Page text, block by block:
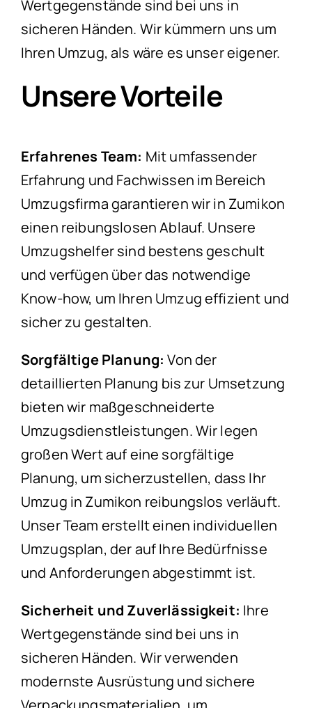
Wertgegenstände sind bei uns in
sicheren Händen. Wir kümmern uns um
Ihren Umzug, als wäre es unser eigener.
Unsere Vorteile
Erfahrenes Team: Mit umfassender
Erfahrung und Fachwissen im Bereich
Umzugsfirma garantieren wir in Zumikon
einen reibungslosen Ablauf. Unsere
Umzugshelfer sind bestens geschult
und verfügen über das notwendige
Know-how, um Ihren Umzug effizient und
sicher zu gestalten.
Sorgfältige Planung: Von der
detaillierten Planung bis zur Umsetzung
bieten wir maßgeschneiderte
Umzugsdienstleistungen. Wir legen
großen Wert auf eine sorgfältige
Planung, um sicherzustellen, dass Ihr
Umzug in Zumikon reibungslos verläuft.
Unser Team erstellt einen individuellen
Umzugsplan, der auf Ihre Bedürfnisse
und Anforderungen abgestimmt ist.
Sicherheit und Zuverlässigkeit: Ihre
Wertgegenstände sind bei uns in
sicheren Händen. Wir verwenden
modernste Ausrüstung und sichere